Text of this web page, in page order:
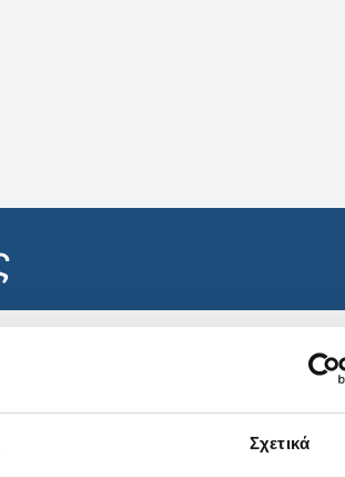
Σχετικά
με τα